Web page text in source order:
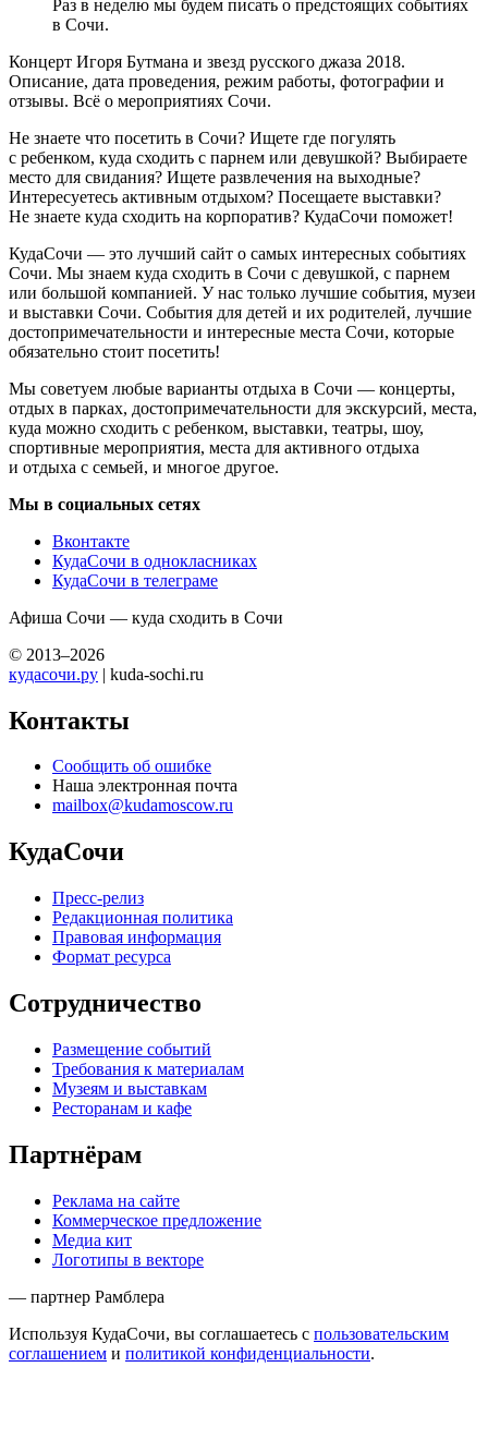
Раз в неделю мы будем писать о предстоящих событиях
в Сочи.
Концерт Игоря Бутмана и звезд русского джаза 2018.
Описание, дата проведения, режим работы, фотографии и
отзывы. Всё о мероприятиях Сочи.
Не знаете что посетить в Сочи? Ищете где погулять
с ребенком, куда сходить с парнем или девушкой? Выбираете
место для свидания? Ищете развлечения на выходные?
Интересуетесь активным отдыхом? Посещаете выставки?
Не знаете куда сходить на корпоратив? КудаСочи поможет!
КудаСочи — это лучший сайт о самых интересных событиях
Сочи. Мы знаем куда сходить в Сочи с девушкой, с парнем
или большой компанией. У нас только лучшие события, музеи
и выставки Сочи. События для детей и их родителей, лучшие
достопримечательности и интересные места Сочи, которые
обязательно стоит посетить!
Мы советуем любые варианты отдыха в Сочи — концерты,
отдых в парках, достопримечательности для экскурсий, места,
куда можно сходить с ребенком, выставки, театры, шоу,
спортивные мероприятия, места для активного отдыха
и отдыха с семьей, и многое другое.
Мы в социальных сетях
Вконтакте
КудаСочи в однокласниках
КудаСочи в телеграме
Афиша Сочи — куда сходить в Сочи
© 2013–2026
кудасочи.ру | kuda-sochi.ru
Контакты
Сообщить об ошибке
Наша электронная почта
mailbox@kudamoscow.ru
КудаСочи
Пресс-релиз
Редакционная политика
Правовая информация
Формат ресурса
Сотрудничество
Размещение событий
Требования к материалам
Музеям и выставкам
Ресторанам и кафе
Партнёрам
Реклама на сайте
Коммерческое предложение
Медиа кит
Логотипы в векторе
— партнер Рамблера
Используя КудаСочи, вы соглашаетесь с пользовательским
соглашением и политикой конфиденциальности.